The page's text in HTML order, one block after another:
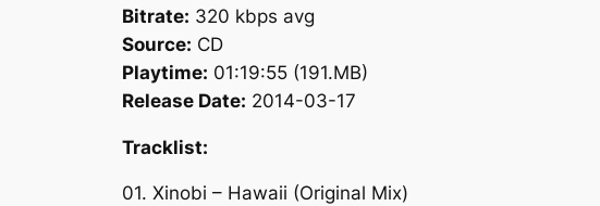
Bitrate: 320 kbps avg
Source: CD
Playtime: 01:19:55 (191.MB)
Release Date: 2014-03-17
Tracklist:
01. Xinobi – Hawaii (Original Mix)